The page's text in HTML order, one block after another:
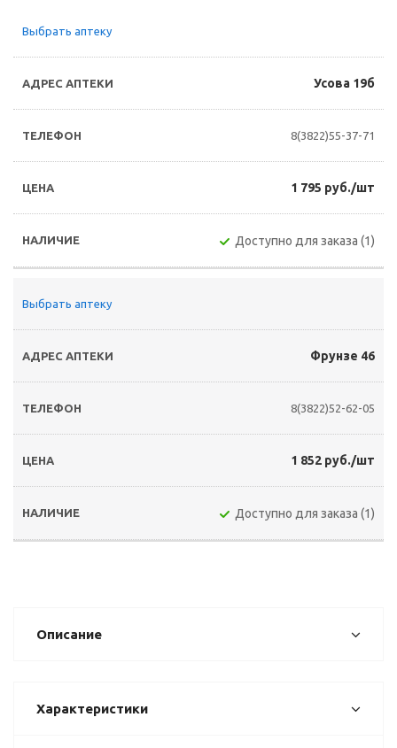
Выбрать аптеку
Усова 19б
8(3822)55-37-71
1 795 руб./шт
Доступно для заказа (1)
Выбрать аптеку
Фрунзе 46
8(3822)52-62-05
1 852 руб./шт
Доступно для заказа (1)
Описание
Характеристики